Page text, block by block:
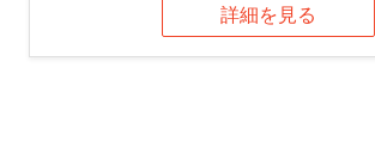
詳細を見る